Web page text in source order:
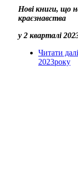
Нові книги, що
краєзнавства
у 2 кварталі
Читати далі
2023року